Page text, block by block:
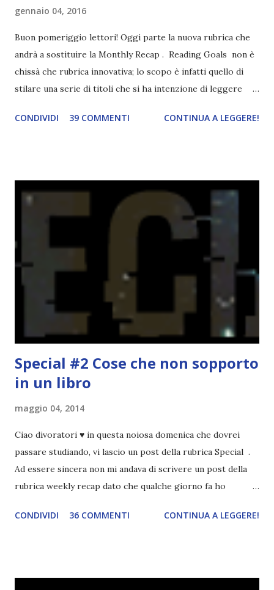
gennaio 04, 2016
Buon pomeriggio lettori! Oggi parte la nuova rubrica che
andrà a sostituire la Monthly Recap . Reading Goals non è
chissà che rubrica innovativa; lo scopo è infatti quello di
stilare una serie di titoli che si ha intenzione di leggere
una rubrica per tenere sotto controllo le reading
spaziare con i generi letterari e non limitarmi al fantasy.
Per farvi un esempio nel 2015 mi sembra di aver letto
troppi libri impegnativi e davvero pochi libri "leggeri", il
che non è sempre un bene. Credo che sia stata la principale
causa per il mio calo di letture. Comunque, ogni mese -
nessun giorno fisso, però - pubblicherò questo post.
Spero che la rubrica sia di vostro gradimento. GENNAIO
TBR+OBIETTIVI Questa è la mia tbr del mese...
CONDIVIDI 39 COMMENTI CONTINUA A LEGGERE!
Special #2 Cose che non sopporto
in un libro
maggio 04, 2014
Ciao divoratori ♥ in questa noiosa domenica che dovrei
passare studiando, vi lascio un post della rubrica Special .
Ad essere sincera non mi andava di scrivere un post della
rubrica weekly recap dato che qualche giorno fa ho
troppo creare un nuovo banner xD Nella puntata di oggi vi
CONDIVIDI 36 COMMENTI CONTINUA A LEGGERE!